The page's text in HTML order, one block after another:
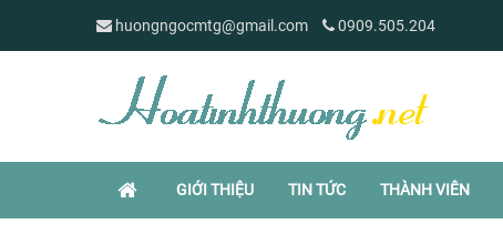
huongngocmtg@gmail.com 0909.505.204
GIỚI THIỆU TIN TỨC THÀNH VIÊN